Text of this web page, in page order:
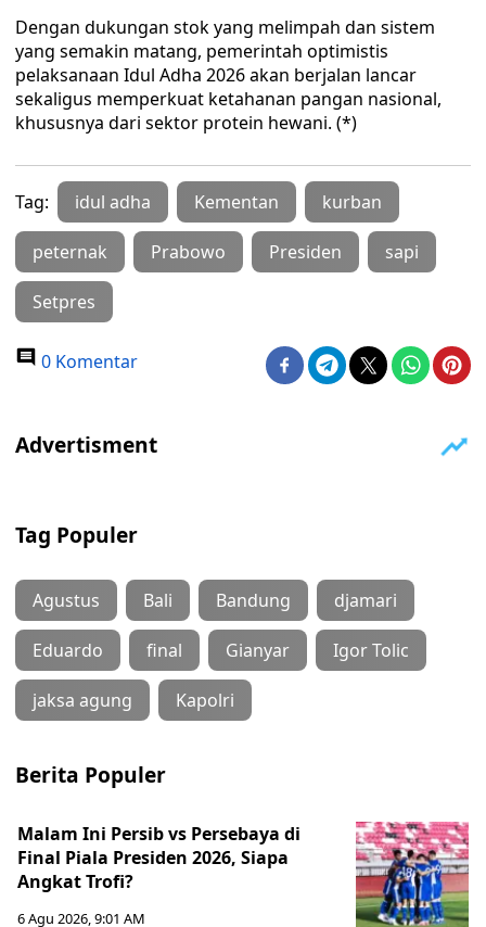
Dengan dukungan stok yang melimpah dan sistem
yang semakin matang, pemerintah optimistis
pelaksanaan Idul Adha 2026 akan berjalan lancar
sekaligus memperkuat ketahanan pangan nasional,
khususnya dari sektor protein hewani. (*)
Tag: idul adha Kementan kurban
peternak Prabowo Presiden sapi
Setpres
0 Komentar
Tag Populer
Agustus Bali Bandung djamari
Eduardo final Gianyar Igor Tolic
jaksa agung Kapolri
Berita Populer
Malam Ini Persib vs Persebaya di
Final Piala Presiden 2026, Siapa
Angkat Trofi?
6 Agu 2026, 9:01 AM